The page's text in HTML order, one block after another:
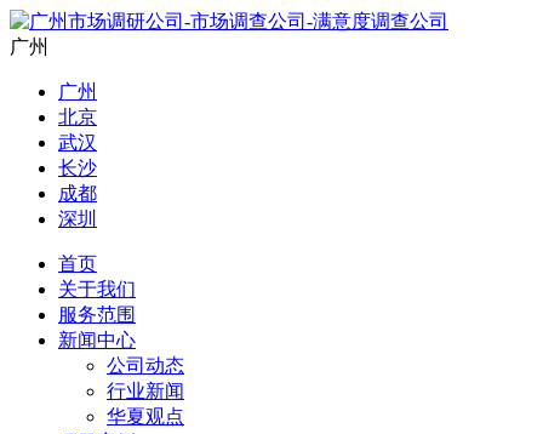
广州
广州
北京
武汉
长沙
成都
深圳
首页
关于我们
服务范围
新闻中心
公司动态
行业新闻
华夏观点